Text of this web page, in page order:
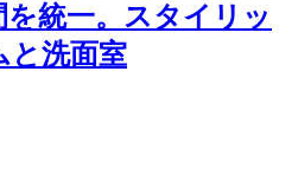
統一。スタイリッ
と洗面室